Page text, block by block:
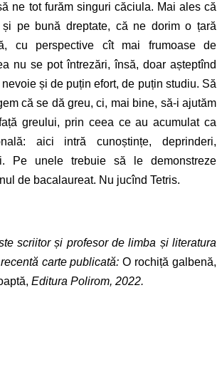
ne tot furăm singuri căciula. Mai ales că
și pe bună dreptate, că ne dorim o țară
cu perspective cît mai frumoase de
nu se pot întrezări, însă, doar așteptînd
și de puțin efort, de puțin studiu. Să
că se dă greu, ci, mai bine, să-i ajutăm
greului, prin ceea ce au acumulat ca
aici intră cunoștințe, deprinderi,
Pe unele trebuie să le demonstreze
de bacalaureat. Nu jucînd Tetris.
scriitor și profesor de limba și literatura
carte publicată:O rochiță galbenă,
Editura Polirom, 2022.